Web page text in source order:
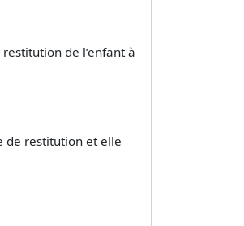
de l’enfant à
de restitution et elle